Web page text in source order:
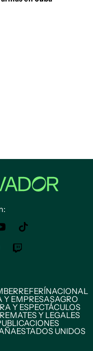
REFERÍNACIONAL
Y EMPRESASAGRO
Y ESPECTÁCULOS
REMATES Y LEGALES
ESTADOS UNIDOS